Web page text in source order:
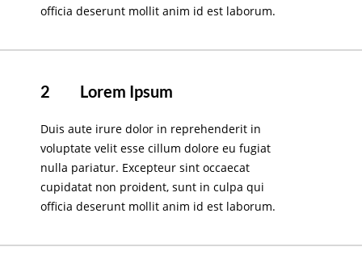
officia deserunt mollit anim id est laborum.
2 Lorem Ipsum
Duis aute irure dolor in reprehenderit in
voluptate velit esse cillum dolore eu fugiat
nulla pariatur. Excepteur sint occaecat
cupidatat non proident, sunt in culpa qui
officia deserunt mollit anim id est laborum.